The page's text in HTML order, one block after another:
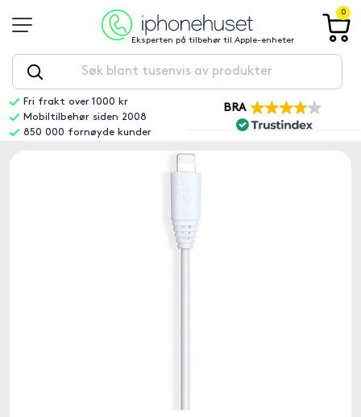
Eksperten på tilbehør til Apple-enheter
0
Fri frakt over 1000 kr
Mobiltilbehør siden 2008
850 000 fornøyde kunder
BRA